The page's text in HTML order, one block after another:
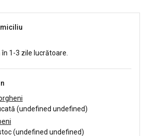
în 1-3 zile lucrătoare.
(undefined undefined)
(undefined undefined)